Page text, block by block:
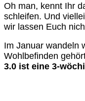
Oh man, kennt Ihr
schleifen. Und
wir lassen Euch
Im Januar wandeln
Wohlbefinden
3.0 ist eine 3-